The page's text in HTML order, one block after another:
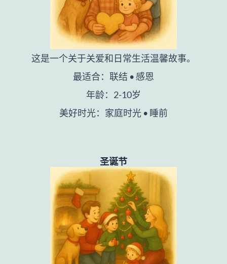
这是一个关于关爱和日常生活温馨故事。
最适合：联结 • 感恩
年龄：2-10岁
美好时光：家庭时光 • 睡前
圣诞节